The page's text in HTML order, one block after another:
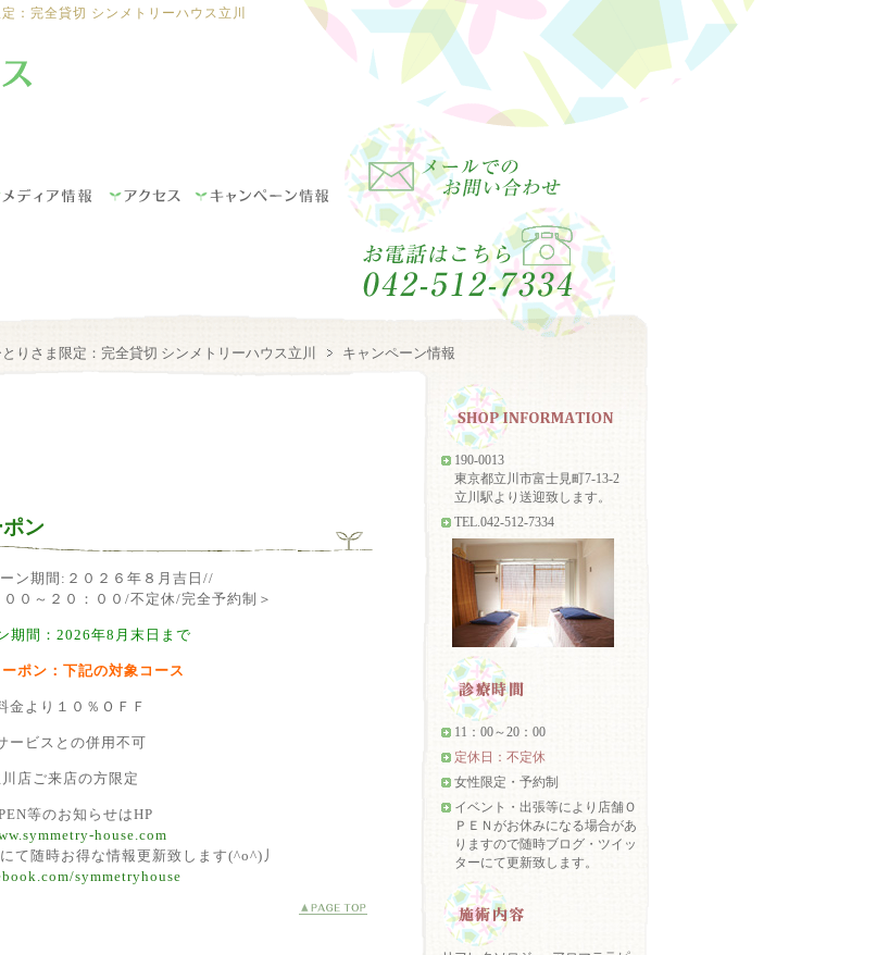
：完全貸切 シンメトリーハウス立川
りさま限定：完全貸切 シンメトリーハウス立川 キャンペーン情報
ン
ン期間:２０２６年８月吉日//
０～２０：００/不定休/完全予約制＞
期間：2026年8月末日まで
ーポン：下記の対象コース
金より１０％ＯＦＦ
ービスとの併用不可
川店ご来店の方限定
等のお知らせはHP
house.com
にて随時お得な情報更新致します(^o^)丿
symmetryhouse
190-0013
東京都立川市富士見町7-13-2
立川駅より送迎致します。
TEL.042-512-7334
11：00～20：00
定休日：不定休
女性限定・予約制
イベント・出張等により店舗Ｏ
ＰＥＮがお休みになる場合があ
りますので随時ブログ・ツイッ
ターにて更新致します。